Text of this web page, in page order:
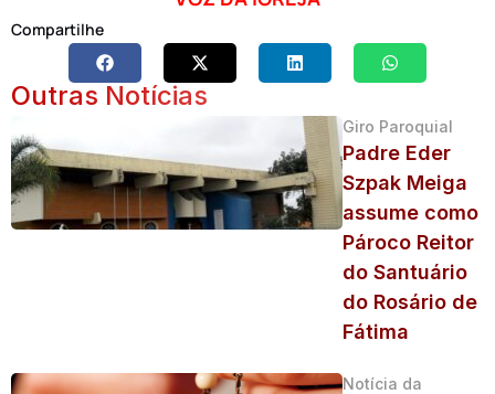
Compartilhe
Outras Notícias
Giro Paroquial
Padre Eder
Szpak Meiga
assume como
Pároco Reitor
do Santuário
do Rosário de
Fátima
Notícia da